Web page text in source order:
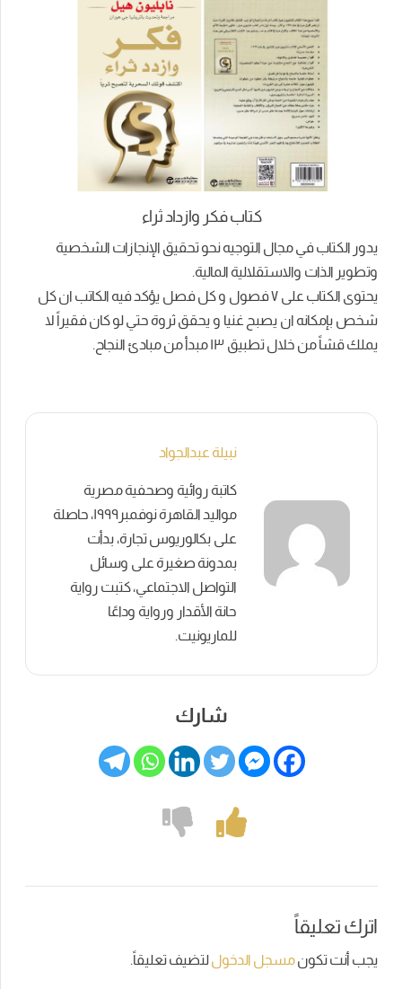
كتاب فكر وازداد ثراء
يدور الكتاب في مجال التوجيه نحو تحقيق الإنجازات الشخصية
وتطوير الذات والاستقلالية المالية.
يحتوى الكتاب على ٧ فصول و كل فصل يؤكد فيه الكاتب ان كل
شخص بإمكانه ان يصبح غنيا و يحقق ثروة حتي لو كان فقيراً لا
يملك قشاً من خلال تطبيق ١٣ مبدأ من مبادئ النجاح.
نبيلة عبدالجواد
كاتبة روائية وصحفية مصرية
مواليد القاهرة نوفمبر١٩٩٩، حاصلة
على بكالوريوس تجارة، بدأت
بمدونة صغيرة على وسائل
التواصل الاجتماعي، كتبت رواية
حانة الأقدار ورواية وداعًا
للماريونيت.
شارك
اترك تعليقاً
يجب أنت تكونمسجل الدخوللتضيف تعليقاً.